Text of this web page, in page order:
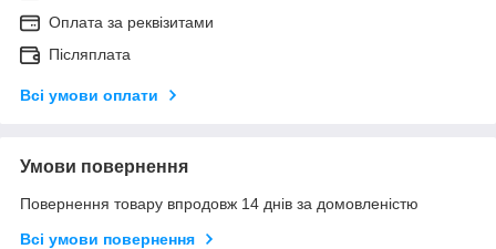
Оплата за реквізитами
Післяплата
Всі умови оплати
Умови повернення
Повернення товару впродовж 14 днів за домовленістю
Всі умови повернення